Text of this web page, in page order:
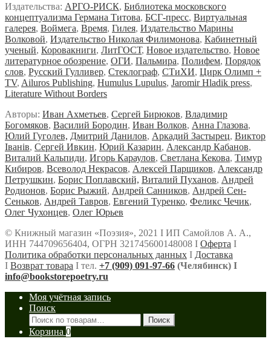
Издательства: АРГО-РИСК, Библиотека московского
концептуализма Германа Титова, БСГ-пресс, Виртуальная
галерея, Воймега, Время, Гилея, Издательство Марины
Волковой, Издательство Николая Филимонова, Кабинетный
ученый, Коровакниги, ЛитГОСТ, Новое издательство, Новое
литературное обозрение, ОГИ, Пальмира, Полифем, Порядок
слов, Русский Гулливер, Стеклограф, СТиХИ, Цирк Олимп +
TV, Ailuros Publishing, Humulus Lupulus, Jaromir Hladik press,
Literature Without Borders
Авторы: Иван Ахметьев, Сергей Бирюков, Владимир
Богомяков, Василий Бородин, Иван Волков, Анна Глазова,
Юлий Гуголев, Дмитрий Данилов, Аркадий Застырец, Виктор
Iванiв, Сергей Ивкин, Юрий Казарин, Александр Кабанов,
Виталий Кальпиди, Игорь Караулов, Светлана Кекова, Тимур
Кибиров, Всеволод Некрасов, Алексей Парщиков, Александр
Петрушкин, Борис Поплавский, Виталий Пуханов, Андрей
Родионов, Борис Рыжий, Андрей Санников, Андрей Сен-
Сеньков, Андрей Тавров, Евгений Туренко, Феликс Чечик,
Олег Чухонцев, Олег Юрьев
© Книжный магазин «Поэзия», 2021 Ι ИП Самойлов А. А.,
ИНН 744709656404, ОГРН 321745600148008 Ι Оферта Ι
Политика обработки персональных данных Ι Доставка
Ι Возврат товара Ι тел. +7 (909) 091-97-66 (Челябинск) Ι
info@bookstorepoetry.ru
Моя учётная запись
Поиск
Искать:
Поиск
Корзина 0